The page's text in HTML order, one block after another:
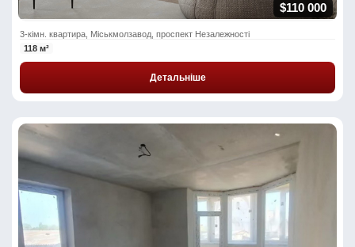
$110 000
3-кімн. квартира, Міськмолзавод, проспект Незалежності
118 м²
Детальніше